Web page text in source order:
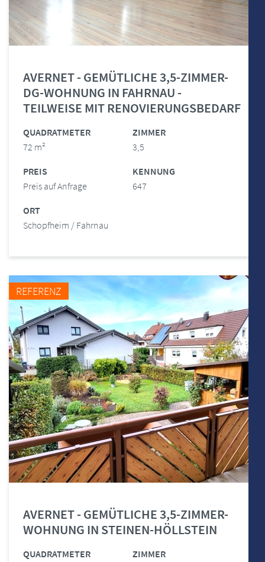
AVERNET - GEMÜTLICHE 3,5-ZIMMER-
DG-WOHNUNG IN FAHRNAU -
TEILWEISE MIT RENOVIERUNGSBEDARF
QUADRATMETER
72 m²
ZIMMER
3,5
PREIS
Preis auf Anfrage
KENNUNG
647
ORT
Schopfheim / Fahrnau
REFERENZ
AVERNET - GEMÜTLICHE 3,5-ZIMMER-
WOHNUNG IN STEINEN-HÖLLSTEIN
QUADRATMETER
ZIMMER